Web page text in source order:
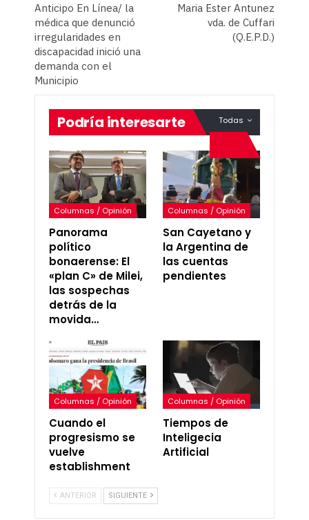
Anticipo En Línea/ la
médica que denunció
irregularidades en
discapacidad inició una
demanda con el
Municipio
Maria Ester Antunez
vda. de Cuffari
(Q.E.P.D.)
Todas
Podría interesarte
Columnas / Opinión
Panorama
político
bonaerense: El
«plan C» de Milei,
las sospechas
detrás de la
movida…
Columnas / Opinión
San Cayetano y
la Argentina de
las cuentas
pendientes
Columnas / Opinión
Cuando el
progresismo se
vuelve
establishment
Columnas / Opinión
Tiempos de
Inteligecia
Artificial
ANTERIOR SIGUIENTE